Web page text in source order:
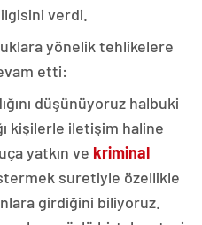
verdi.
yönelik tehlikelere
etti:
düşünüyoruz halbuki
kişilerle iletişim haline
yatkın ve kriminal
suretiyle özellikle
girdiğini biliyoruz.